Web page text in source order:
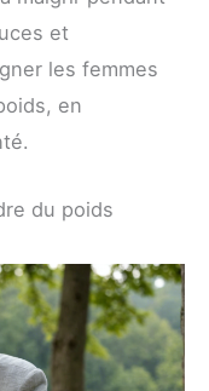
et
les femmes
en
du poids